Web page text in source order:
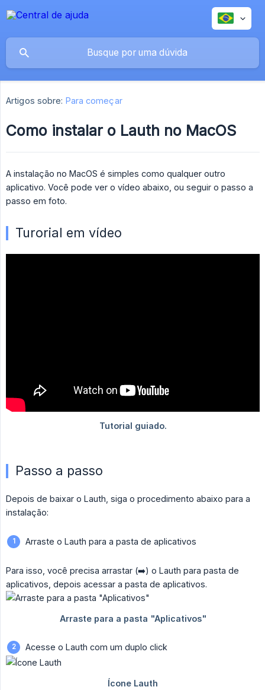
Artigos sobre: Para começar
Como instalar o Lauth no MacOS
A instalação no MacOS é simples como qualquer outro
aplicativo. Você pode ver o vídeo abaixo, ou seguir o passo a
passo em foto.
Turorial em vídeo
Passo a passo
Depois de baixar o Lauth, siga o procedimento abaixo para a
instalação:
Arraste o Lauth para a pasta de aplicativos
Para isso, você precisa arrastar (➡️) o Lauth para pasta de
aplicativos, depois acessar a pasta de aplicativos.
Acesse o Lauth com um duplo click